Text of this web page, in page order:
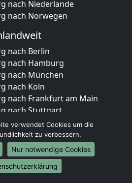
nach Niederlande
nach Norwegen
nach Berlin
nach Hamburg
nach München
nach Köln
nach Frankfurt am Main
nach Stuttgart
nach Düsseldorf
nach Leipzig
nach Dortmund
nach Essen
nach Bremen
verwendet Cookies um die
zu verbessern.
Nur notwendige Cookies